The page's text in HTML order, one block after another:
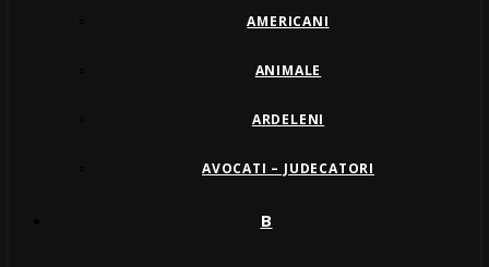
AMERICANI
ANIMALE
ARDELENI
AVOCATI – JUDECATORI
B